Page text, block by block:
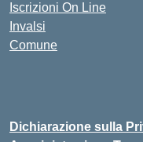
Iscrizioni On Line
Invalsi
Comune
Dichiarazione sulla